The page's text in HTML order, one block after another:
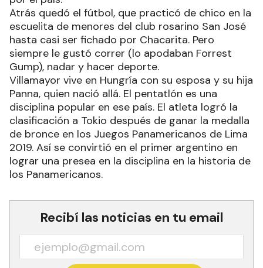
Atrás quedó el fútbol, que practicó de chico en la
escuelita de menores del club rosarino San José
hasta casi ser fichado por Chacarita. Pero
siempre le gustó correr (lo apodaban Forrest
Gump), nadar y hacer deporte.
Villamayor vive en Hungría con su esposa y su hija
Panna, quien nació allá. El pentatlón es una
disciplina popular en ese país. El atleta logró la
clasificación a Tokio después de ganar la medalla
de bronce en los Juegos Panamericanos de Lima
2019. Así se convirtió en el primer argentino en
lograr una presea en la disciplina en la historia de
los Panamericanos.
Recibí las noticias en tu email